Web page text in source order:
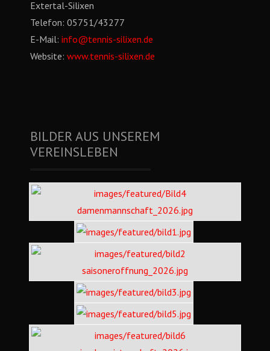
Extertal-Silixen
Telefon: 05751/43277
E-Mail: info@tennis-silixen.de
Website: www.tennis-silixen.de
BILDER AUS UNSEREM
VEREINSLEBEN